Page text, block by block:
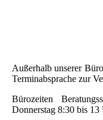
Außerhalb unserer
Terminabsprache zur
Bürozeiten
Donnerstag 8:30 bis 13